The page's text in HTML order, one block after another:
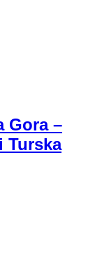
Gora –
Turska